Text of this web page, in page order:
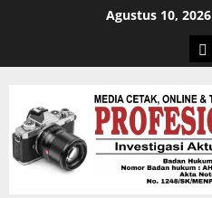
Agustus 10, 2026